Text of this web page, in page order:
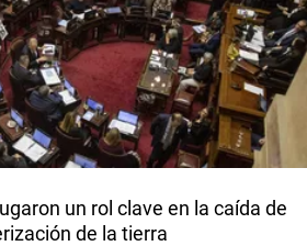
un rol clave en la caída de
de la tierra